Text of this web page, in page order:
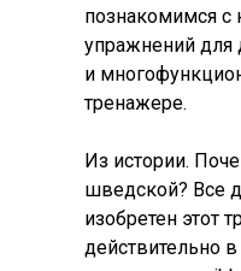
познакомимся с
упражнений для
и
тренажере.
Из истории.
шведской? Все
изобретен этот
действительно